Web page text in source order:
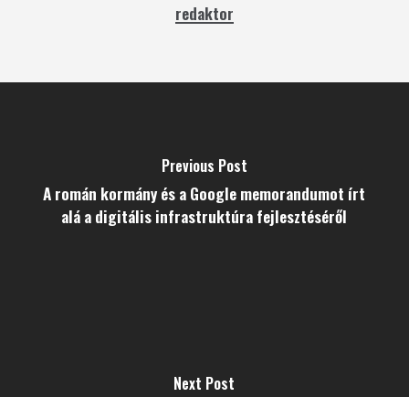
redaktor
Previous Post
A román kormány és a Google memorandumot írt
alá a digitális infrastruktúra fejlesztéséről
Next Post